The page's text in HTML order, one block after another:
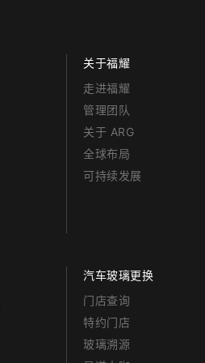
关于福耀
走进福耀
管理团队
关于 ARG
全球布局
可持续发展
汽车玻璃更换
门店查询
特约门店
玻璃溯源